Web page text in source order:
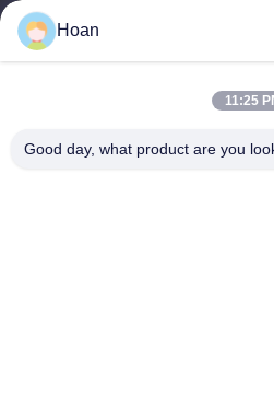
86--18740357801
China Goede kwaliteit De
Hoan
11:25
Good day, what product are you